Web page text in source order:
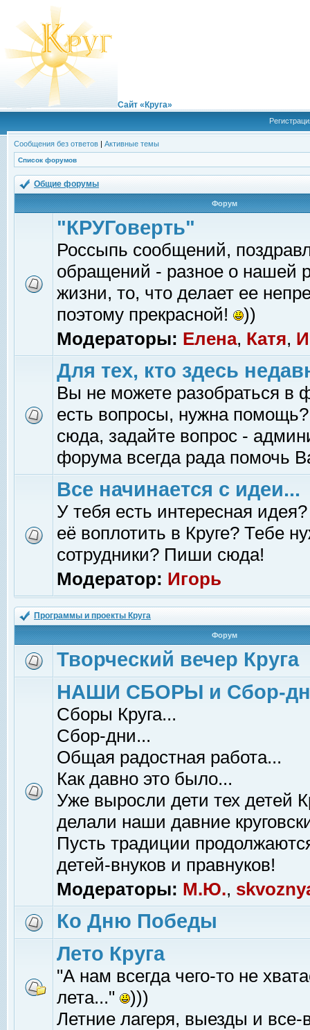
Сайт «Круга»
Сообщения без ответов | Активные темы
Список форумов
Общие форумы
Форум
"КРУГоверть"
Россыпь сообщений,
обращений - разное о нашей
жизни, то, что делает ее
поэтому прекрасной!
))
Модераторы: Елена, Катя,
Для тех, кто здесь
Вы не можете разобраться в
есть вопросы, нужна помощь?
сюда, задайте вопрос -
форума всегда рада помочь
Все начинается с идеи...
У тебя есть интересная
её воплотить в Круге? Тебе
сотрудники? Пиши сюда!
Модератор: Игорь
Программы и проекты Круга
Форум
Творческий вечер Круга
НАШИ СБОРЫ и Сбор-
Сборы Круга...
Сбор-дни...
Общая радостная работа...
Как давно это было...
Уже выросли дети тех детей
делали наши давние
Пусть традиции
детей-внуков и правнуков!
Модераторы: М.Ю.,
Ко Дню Победы
Лето Круга
"А нам всегда чего-то не
лета..."
)))
Летние лагеря, выезды и все-